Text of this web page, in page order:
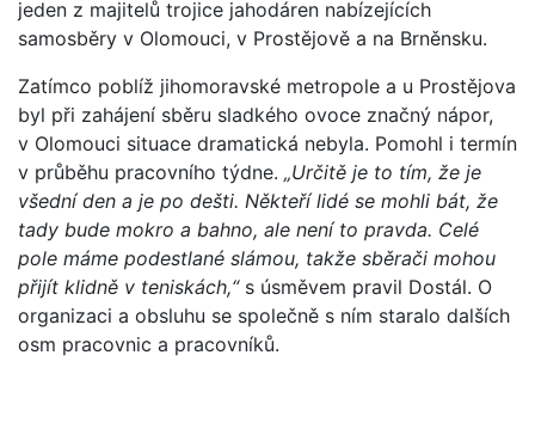
jeden z majitelů trojice jahodáren nabízejících
samosběry v Olomouci, v Prostějově a na Brněnsku.
Zatímco poblíž jihomoravské metropole a u Prostějova
byl při zahájení sběru sladkého ovoce značný nápor,
v Olomouci situace dramatická nebyla. Pomohl i termín
v průběhu pracovního týdne. „Určitě je to tím, že je
všední den a je po dešti. Někteří lidé se mohli bát, že
tady bude mokro a bahno, ale není to pravda. Celé
pole máme podestlané slámou, takže sběrači mohou
přijít klidně v teniskách,“s úsměvem pravil Dostál. O
organizaci a obsluhu se společně s ním staralo dalších
osm pracovnic a pracovníků.